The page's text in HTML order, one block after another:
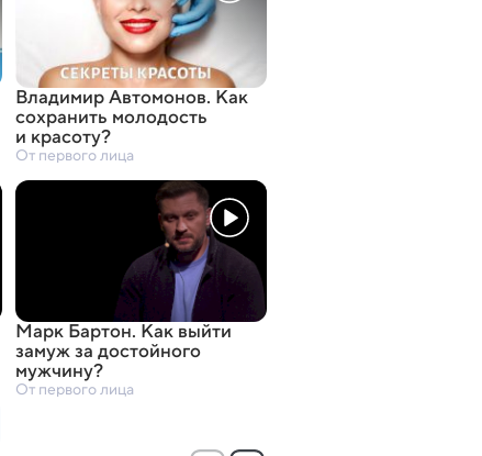
Владимир Автомонов. Как
сохранить молодость
и красоту?
От первого лица
Марк Бартон. Как выйти
замуж за достойного
мужчину?
От первого лица